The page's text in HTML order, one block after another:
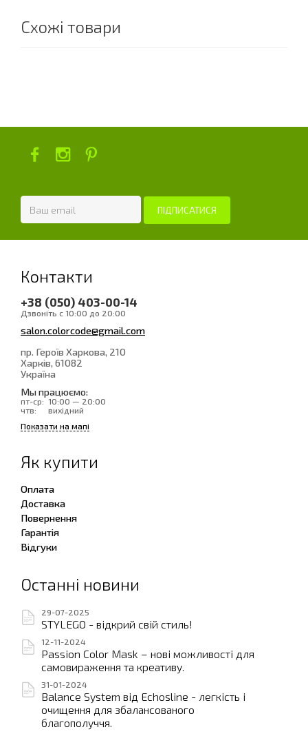
Схожі товари
Контакти
+38 (050) 403-00-14
Дзвоніть с 10:00 до 20:00
salon.colorcode@gmail.com
пр. Героїв Харкова, 210
Харків, 61082
Україна
Мы працюємо:
пт-ср: 10:00 — 20:00
чтв:
вихідний
Показати на мапі
Як купити
Оплата
Доставка
Повернення
Гарантія
Відгуки
Останні новини
29-07-2025
STYLEGO - відкрий свій стиль!
12-11-2024
Passion Color Mask – нові можливості для
самовираження та креативу.
31-01-2024
Balance System від Echosline - легкість і
очищення для збалансованого
благополуччя.